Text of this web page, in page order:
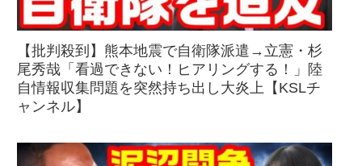
【批判殺到】熊本地震で自衛隊派遣→立憲・杉
尾秀哉「看過できない！ヒアリングする！」陸
自情報収集問題を突然持ち出し大炎上【KSLチ
ャンネル】